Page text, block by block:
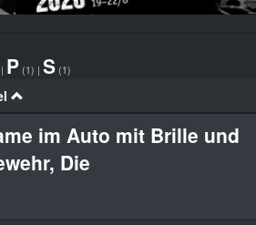
| P (1) | S (1)
im Auto mit Brille und
Die